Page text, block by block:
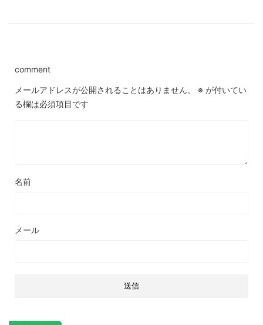
comment
メールアドレスが公開されることはありません。 ※ が付いてい
る欄は必須項目です
名前
メール